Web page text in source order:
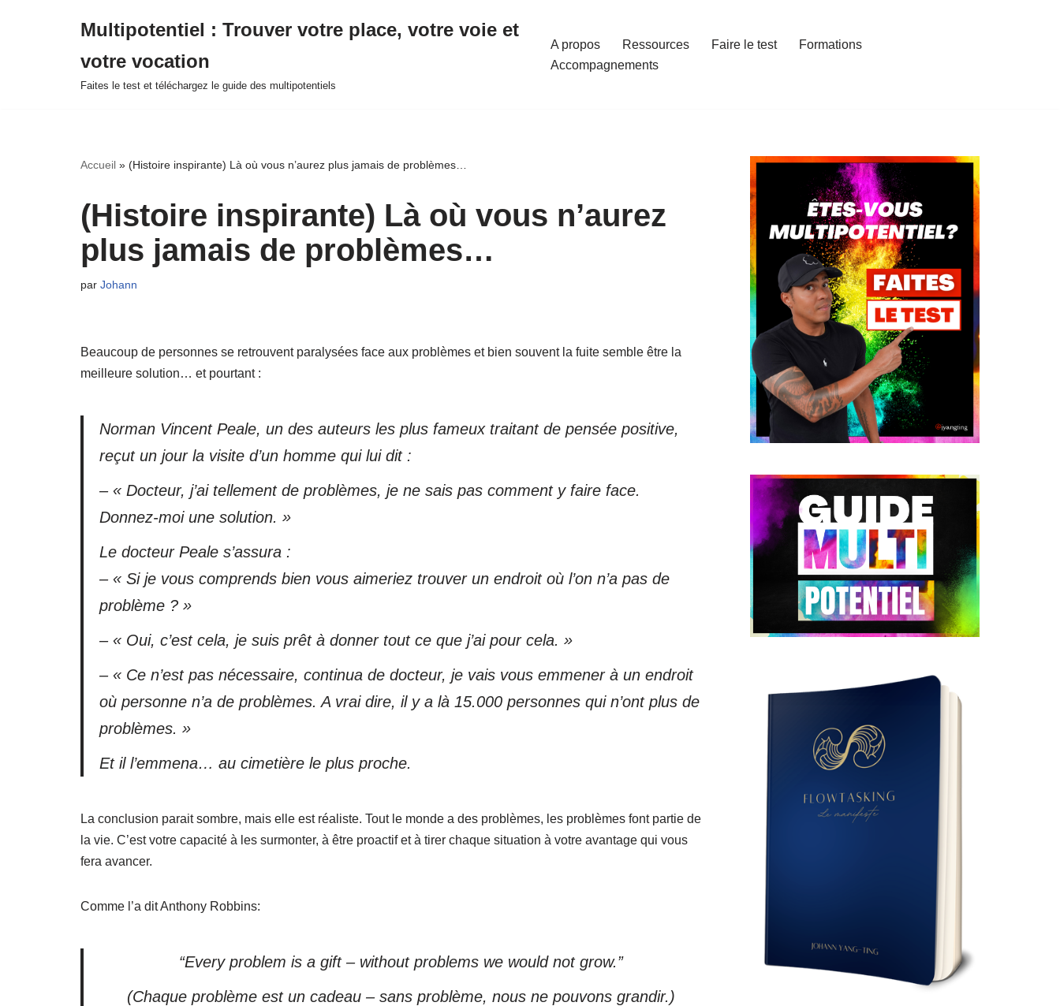
Multipotentiel : Trouver votre place, votre voie et
votre vocation
Faites le test et téléchargez le guide des multipotentiels
A propos Ressources Faire le test
Formations
Accompagnements
Accueil » (Histoire inspirante) Là où vous n’aurez plus jamais de problèmes…
(Histoire inspirante) Là où vous n’aurez
plus jamais de problèmes…
par Johann
Beaucoup de personnes se retrouvent paralysées face aux problèmes et bien souvent la fuite semble être la
meilleure solution… et pourtant :
Norman Vincent Peale, un des auteurs les plus fameux traitant de pensée positive,
reçut un jour la visite d’un homme qui lui dit :
– « Docteur, j’ai tellement de problèmes, je ne sais pas comment y faire face.
Donnez-moi une solution. »
Le docteur Peale s’assura :
– « Si je vous comprends bien vous aimeriez trouver un endroit où l’on n’a pas de
problème ? »
– « Oui, c’est cela, je suis prêt à donner tout ce que j’ai pour cela. »
– « Ce n’est pas nécessaire, continua de docteur, je vais vous emmener à un endroit
où personne n’a de problèmes. A vrai dire, il y a là 15.000 personnes qui n’ont plus de
problèmes. »
Et il l’emmena… au cimetière le plus proche.
La conclusion parait sombre, mais elle est réaliste. Tout le monde a des problèmes, les problèmes font partie de
la vie. C’est votre capacité à les surmonter, à être proactif et à tirer chaque situation à votre avantage qui vous
fera avancer.
Comme l’a dit Anthony Robbins:
“Every problem is a gift – without problems we would not grow.”
(Chaque problème est un cadeau – sans problème, nous ne pouvons grandir.)